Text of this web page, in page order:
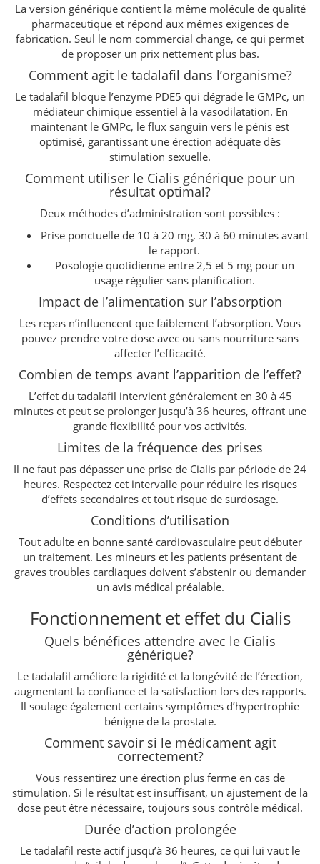
La version générique contient la même molécule de qualité
pharmaceutique et répond aux mêmes exigences de
fabrication. Seul le nom commercial change, ce qui permet
de proposer un prix nettement plus bas.
Comment agit le tadalafil dans l’organisme?
Le tadalafil bloque l’enzyme PDE5 qui dégrade le GMPc, un
médiateur chimique essentiel à la vasodilatation. En
maintenant le GMPc, le flux sanguin vers le pénis est
optimisé, garantissant une érection adéquate dès
stimulation sexuelle.
Comment utiliser le Cialis générique pour un
résultat optimal?
Deux méthodes d’administration sont possibles :
Prise ponctuelle de 10 à 20 mg, 30 à 60 minutes avant
le rapport.
Posologie quotidienne entre 2,5 et 5 mg pour un
usage régulier sans planification.
Impact de l’alimentation sur l’absorption
Les repas n’influencent que faiblement l’absorption. Vous
pouvez prendre votre dose avec ou sans nourriture sans
affecter l’efficacité.
Combien de temps avant l’apparition de l’effet?
L’effet du tadalafil intervient généralement en 30 à 45
minutes et peut se prolonger jusqu’à 36 heures, offrant une
grande flexibilité pour vos activités.
Limites de la fréquence des prises
Il ne faut pas dépasser une prise de Cialis par période de 24
heures. Respectez cet intervalle pour réduire les risques
d’effets secondaires et tout risque de surdosage.
Conditions d’utilisation
Tout adulte en bonne santé cardiovasculaire peut débuter
un traitement. Les mineurs et les patients présentant de
graves troubles cardiaques doivent s’abstenir ou demander
un avis médical préalable.
Fonctionnement et effet du Cialis
Quels bénéfices attendre avec le Cialis
générique?
Le tadalafil améliore la rigidité et la longévité de l’érection,
augmentant la confiance et la satisfaction lors des rapports.
Il soulage également certains symptômes d’hypertrophie
bénigne de la prostate.
Comment savoir si le médicament agit
correctement?
Vous ressentirez une érection plus ferme en cas de
stimulation. Si le résultat est insuffisant, un ajustement de la
dose peut être nécessaire, toujours sous contrôle médical.
Durée d’action prolongée
Le tadalafil reste actif jusqu’à 36 heures, ce qui lui vaut le